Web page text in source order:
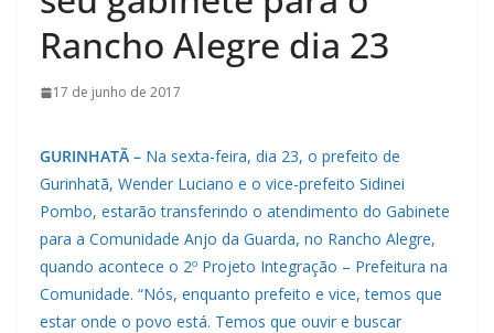
Rancho Alegre dia 23
17 de junho de 2017
GURINHATÃ – Na sexta-feira, dia 23, o prefeito de
Gurinhatã, Wender Luciano e o vice-prefeito Sidinei
Pombo, estarão transferindo o atendimento do Gabinete
para a Comunidade Anjo da Guarda, no Rancho Alegre,
quando acontece o 2º Projeto Integração – Prefeitura na
Comunidade. “Nós, enquanto prefeito e vice, temos que
estar onde o povo está. Temos que ouvir e buscar